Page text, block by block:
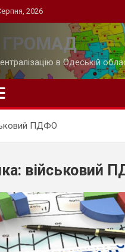
2026
ГРОМАД
в Одеській
ПДФО
військовий